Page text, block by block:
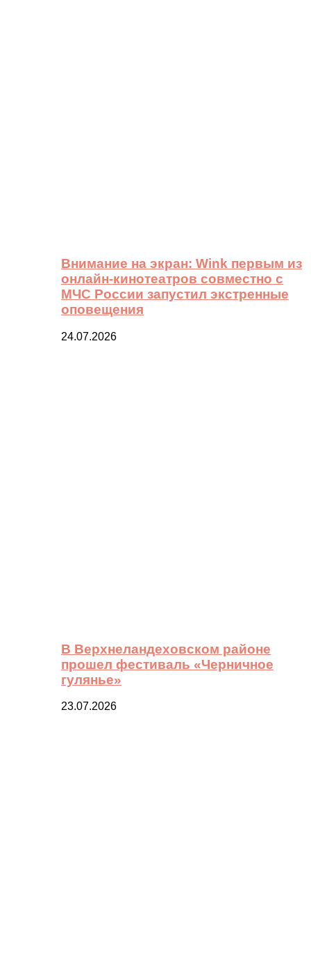
Внимание на экран: Wink первым из
онлайн-кинотеатров совместно с
МЧС России запустил экстренные
оповещения
24.07.2026
В Верхнеландеховском районе
прошел фестиваль «Черничное
гулянье»
23.07.2026